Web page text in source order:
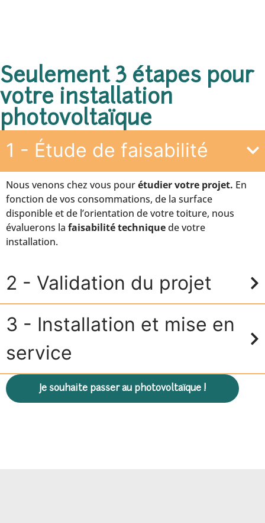
Seulement 3 étapes pour
votre installation
photovoltaïque
1 - Étude de faisabilité
Nous venons chez vous pourétudier votre projet. En
fonction de vos consommations, de la surface
disponible et de l’orientation de votre toiture, nous
évaluerons la faisabilité techniquede votre
installation.
2 - Validation du projet
3 - Installation et mise en
service
Je souhaite passer au photovoltaïque !